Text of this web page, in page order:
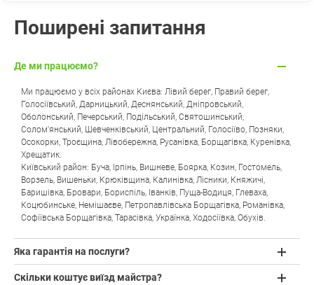
Поширені запитання
Де ми працюємо?
Ми працюємо у всіх районах Києва: Лівий берег, Правий берег,
Голосіївський, Дарницький, Деснянський, Дніпровський,
Оболонський, Печерський, Подільський, Святошинський,
Солом'янський, Шевченківський, Центральний, Голосіїво, Позняки,
Осокорки, Троєщина, Лівобережна, Русанівка, Борщагівка, Куренівка,
Хрещатик.
Київський район: Буча, Ірпінь, Вишневе, Боярка, Козин, Гостомель,
Ворзель, Вишеньки, Крюківщина, Калинівка, Лісники, Княжичі,
Баришівка, Бровари, Бориспіль, Іванків, Пуща-Водиця, Глеваха,
Коцюбинське, Немішаєве, Петропавлівська Борщагівка, Романівка,
Софіївська Борщагівка, Тарасівка, Українка, Ходосіївка, Обухів.
Яка гарантія на послуги?
Скільки коштує виїзд майстра?